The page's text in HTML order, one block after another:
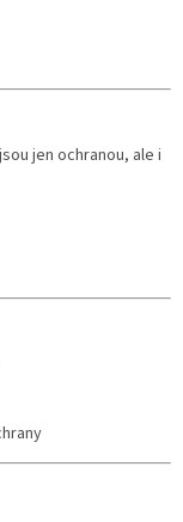
jen ochranou, ale i